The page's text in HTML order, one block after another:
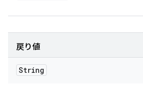
戻り値
String